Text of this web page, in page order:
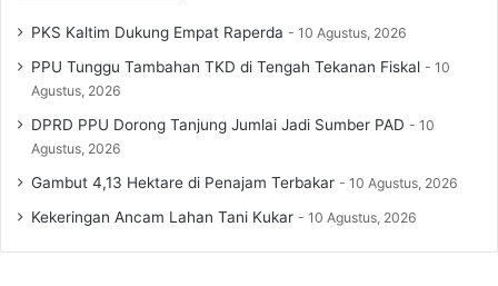
PKS Kaltim Dukung Empat Raperda 10 Agustus, 2026
PPU Tunggu Tambahan TKD di Tengah Tekanan Fiskal
10
Agustus, 2026
DPRD PPU Dorong Tanjung Jumlai Jadi Sumber PAD
10
Agustus, 2026
Gambut 4,13 Hektare di Penajam Terbakar 10 Agustus, 2026
Kekeringan Ancam Lahan Tani Kukar 10 Agustus, 2026